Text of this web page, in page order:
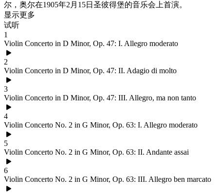
尔，奥尔在1905年2月15日圣彼得堡的音乐会上首演。
显示更多
试听
1
Violin Concerto in D Minor, Op. 47: I. Allegro moderato
2
Violin Concerto in D Minor, Op. 47: II. Adagio di molto
3
Violin Concerto in D Minor, Op. 47: III. Allegro, ma non tanto
4
Violin Concerto No. 2 in G Minor, Op. 63: I. Allegro moderato
5
Violin Concerto No. 2 in G Minor, Op. 63: II. Andante assai
6
Violin Concerto No. 2 in G Minor, Op. 63: III. Allegro ben marcato